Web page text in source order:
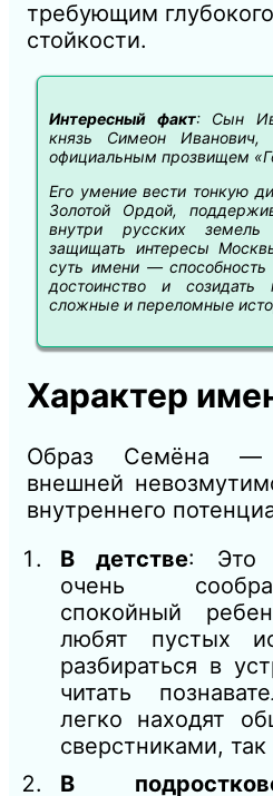
требующим
стойкости.
Интересный факт: Сын
князь Симеон
официальным прозвищем
Его умение вести тонкую
Золотой Ордой,
внутри русских
защищать интересы
суть имени — способность
достоинство и
сложные и переломные
Характер
Образ Семёна —
внешней
внутреннего
В детстве: Это
очень
спокойный
любят пустых
разбираться в
читать
легко находят
сверстниками,
В